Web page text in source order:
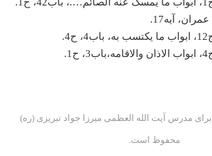
برای مدرس آیت الله العظمی میرزا جواد تبریزی (ره)
محفوظ است.